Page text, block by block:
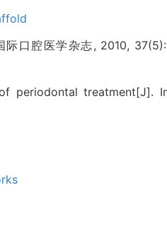
口腔医学杂志, 2010,
periodontal treatment[J].